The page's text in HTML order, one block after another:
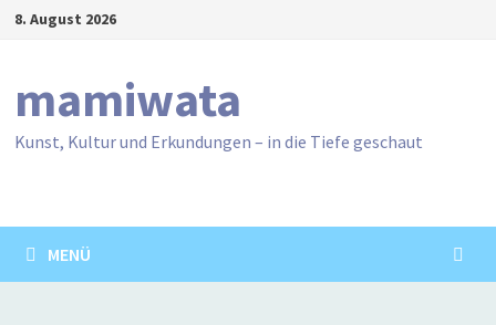
Zum8. August 2026
mamiwata
Kunst, Kultur und Erkundungen – in die Tiefe geschaut
MENÜ